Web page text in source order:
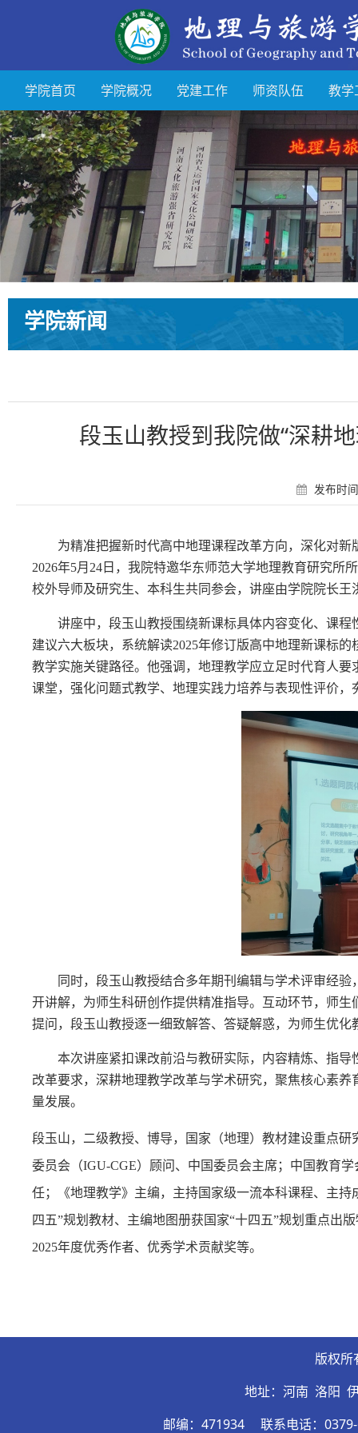
学院首页 学院概况 党建工作 师资队伍 教学
学院新闻
段玉山教授到我院做“深耕
发布时
为精准把握新时代高中地理课程改革方向，深化对
2026年5月24日，我院特邀华东师范大学地理教育研究所
校外导师及研究生、本科生共同参会，讲座由学院院长王
讲座中，段玉山教授围绕新课标具体内容变化、课
建议六大板块，系统解读2025年修订版高中地理新课标
教学实施关键路径。他强调， 地理教学应立足时代育人要
课堂，强化问题式教学、地理实践力培养与表现性评价，
同时，段玉山教授结合多年期刊编辑与学术评审经
开讲解，为师生科研创作提供精准指导。互动环节，师
提问，段玉山教授逐一细致解答、答疑解惑，为师生优
本次讲座紧扣课改前沿与教研实际，内容精炼、指
改革要求，深耕地理教学改革与学术研究，聚焦核心素
量发展。
段玉山，二级教授、博导，国家（地理）教材建设重点
委员会（IGU-CGE）顾问、中国委员会主席；中国教育
任；《地理教学》主编，主持国家级一流本科课程、主
四五”规划教材、主编地图册获国家“十四五”规划重点出
2025年度优秀作者、优秀学术贡献奖等。
版权所
地址：河南 洛阳
邮编：471934
联系电话：